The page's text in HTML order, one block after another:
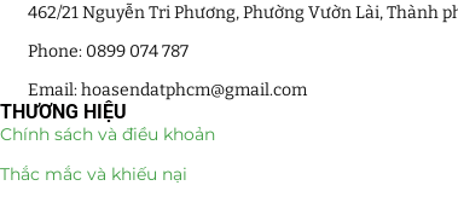
462/21 Nguyễn Tri Phương, Phường Vườn Lài, Thành
Phone: 0899 074 787
Email: hoasendatphcm@gmail.com
THƯƠNG HIỆU
Chính sách và điều khoản
Thắc mắc và khiếu nại